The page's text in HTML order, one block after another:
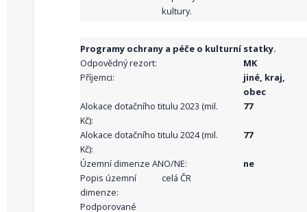
kultury.
Programy ochrany a péče o kulturní statky.
Odpovědný rezort:
MK
Příjemci:
jiné, kraj,
obec
Alokace dotačního titulu 2023 (mil.
Kč):
77
Alokace dotačního titulu 2024 (mil.
Kč):
77
Územní dimenze ANO/NE:
ne
Popis územní
dimenze:
celá ČR
Podporované